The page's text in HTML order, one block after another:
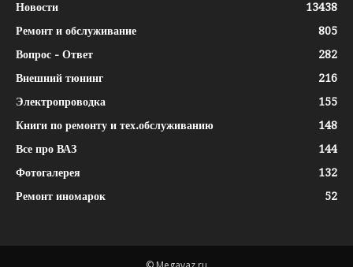
Новости
13438
Ремонт и обслуживание
805
Вопрос - Ответ
282
Внешний тюнинг
216
Электропроводка
155
Книги по ремонту и тех.обслуживанию
148
Все про ВАЗ
144
Фотогалерея
132
Ремонт иномарок
52